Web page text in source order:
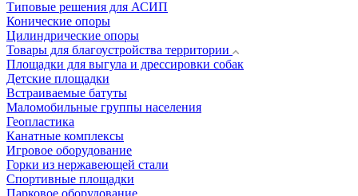
Типовые решения для АСИП
Конические опоры
Цилиндрические опоры
Товары для благоустройства территории
Площадки для выгула и дрессировки собак
Детские площадки
Встраиваемые батуты
Маломобильные группы населения
Геопластика
Канатные комплексы
Игровое оборудование
Горки из нержавеющей стали
Спортивные площадки
Парковое оборудование